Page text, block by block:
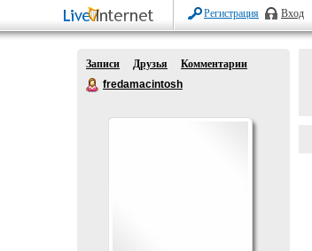
Регистрация Вход
Записи Друзья
Комментарии
fredamacintosh